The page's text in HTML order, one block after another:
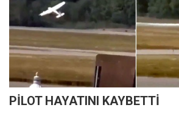
PİLOT HAYATINI KAYBETTİ